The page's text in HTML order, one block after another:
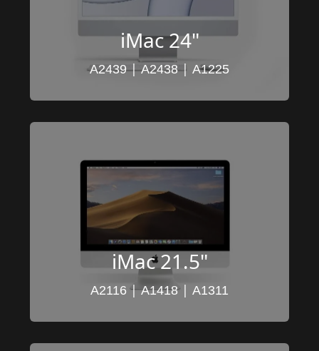
iMac 24"
A2439 | A2438 | A1225
iMac 21.5"
A2116 | A1418 | A1311